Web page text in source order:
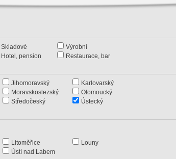
Skladové
Výrobní
Hotel, pension
Restaurace, bar
Jihomoravský
Karlovarský
Moravskoslezský
Olomoucký
Středočeský
Ústecký
Litoměřice
Louny
Ústí nad Labem